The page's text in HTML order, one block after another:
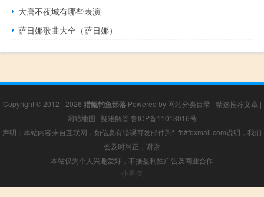
大唐不夜城有哪些表演
萨日娜歌曲大全（萨日娜）
Copyright © 2012 - 2026 猎鲲钓鱼部落Powered by 网站分类目录 | 精选推荐文章 |
网站地图 | 疑难解答 鲁ICP备11013016号
声明：本站内容来自互联网，如信息有错误可发邮件到f_fb#foxmail.com说明，我们
会及时纠正，谢谢
本站仅为个人兴趣爱好，不接盈利性广告及商业合作
小男孩